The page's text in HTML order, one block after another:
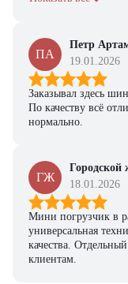
ПА
Петр
19.01.2026
Заказывал здесь
По качеству всё
нормально.
ГЖ
Городской
18.01.2026
Мини погрузчик в
универсальная
качества.
клиентам.